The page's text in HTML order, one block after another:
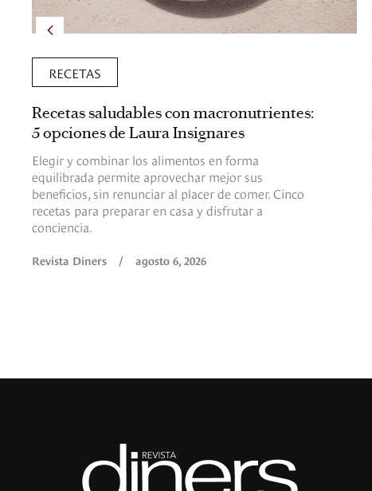
RECETAS
Recetas saludables con macronutrientes:
5 opciones de Laura Insignares
Elegir y combinar los alimentos en forma
equilibrada permite aprovechar mejor sus
beneficios, sin renunciar al placer de comer. Cinco
recetas para preparar en casa y disfrutar a
conciencia.
Revista Diners / agosto 6, 2026